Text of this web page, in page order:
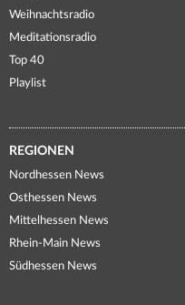
Weihnachtsradio
Meditationsradio
Top 40
Playlist
REGIONEN
Nordhessen News
Osthessen News
Mittelhessen News
Rhein-Main News
Südhessen News